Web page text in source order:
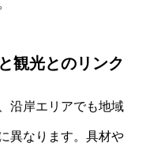
観光とのリンク
沿岸エリアでも地域
異なります。具材や